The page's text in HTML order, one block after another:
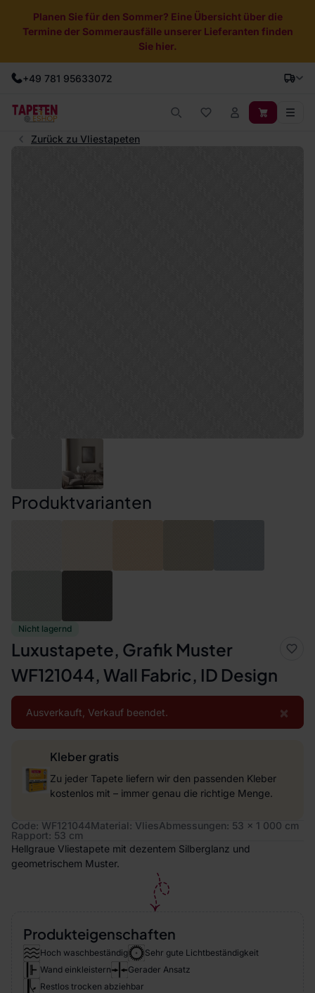
Planen Sie für den Sommer? Eine Übersicht über die
Termine der Sommerausfälle unserer Lieferanten finden
Sie hier.
+49 781 95633072
Zurück zu Vliestapeten
Nicht lagernd
Luxustapete, Grafik Muster
WF121044, Wall Fabric, ID Design
×
Ausverkauft, Verkauf beendet.
Kleber gratis
Zu jeder Tapete liefern wir den passenden Kleber
kostenlos mit – immer genau die richtige Menge.
Code: WF121044Material: VliesAbmessungen: 53 x 1 000 cm
Rapport: 53 cm
Hellgraue Vliestapete mit dezentem Silberglanz und
geometrischem Muster.
Produktvarianten
Produkteigenschaften
Hoch waschbeständig
Sehr gute Lichtbeständigkeit
Wand einkleistern
Gerader Ansatz
Restlos trocken abziehbar